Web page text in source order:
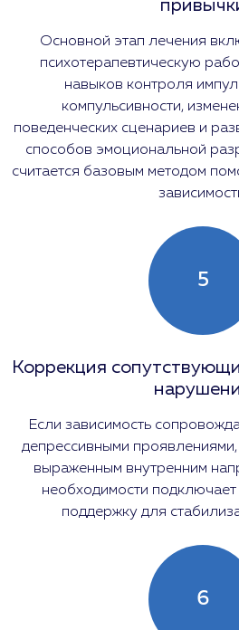
Основной этап лечения
психотерапевтическую
навыков контроля
компульсивности,
поведенческих сценариев и
способов эмоциональной
считается базовым методом
5
Коррекция
Если зависимость
депрессивными
выраженным внутренним
необходимости
поддержку для
6